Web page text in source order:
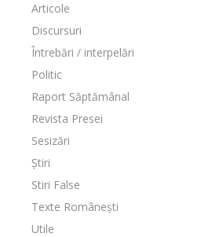
Articole
Discursuri
Întrebări / interpelări
Politic
Raport Săptămânal
Revista Presei
Sesizări
Știri
Stiri False
Texte Românești
Utile